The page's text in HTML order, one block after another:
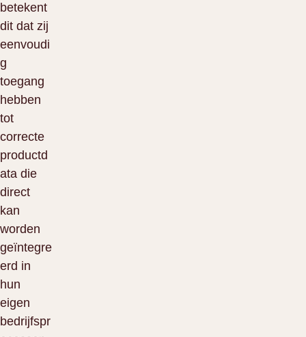
betekent
dit dat zij
eenvoudi
g
toegang
hebben
tot
correcte
productd
ata die
direct
kan
worden
geïntegre
erd in
hun
eigen
bedrijfspr